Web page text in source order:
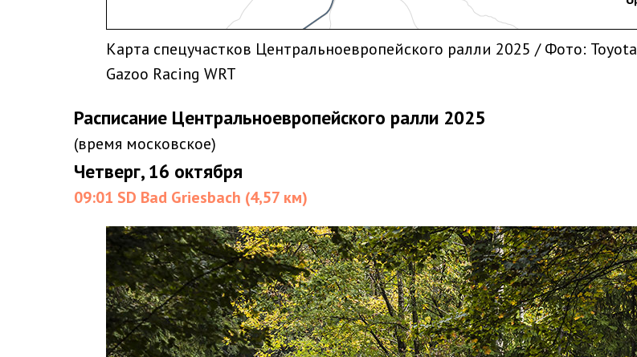
Карта спецучастков Центральноевропейского ралли 2025 / Фото: Toyota
Gazoo Racing WRT
Расписание Центральноевропейского ралли 2025
(время московское)
Четверг, 16 октября
09:01 SD Bad Griesbach (4,57 км)